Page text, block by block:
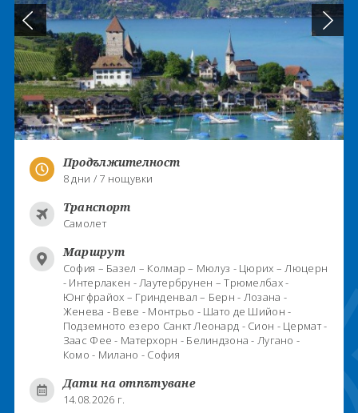
Продължителност
8 дни / 7 нощувки
Транспорт
Самолет
Маршрут
София – Базел – Колмар – Мюлуз - Цюрих – Люцерн
- Интерлакен - Лаутербрунен – Трюмелбах -
Юнгфрайох – Гринденвал – Берн - Лозана -
Женева - Веве - Монтрьо - Шато де Шийон -
Подземното езеро Санкт Леонард - Сион - Цермат -
Заас Фее - Матерхорн - Белиндзона - Лугано -
Комо - Милано - София
Дати на отпътуване
14.08.2026 г.